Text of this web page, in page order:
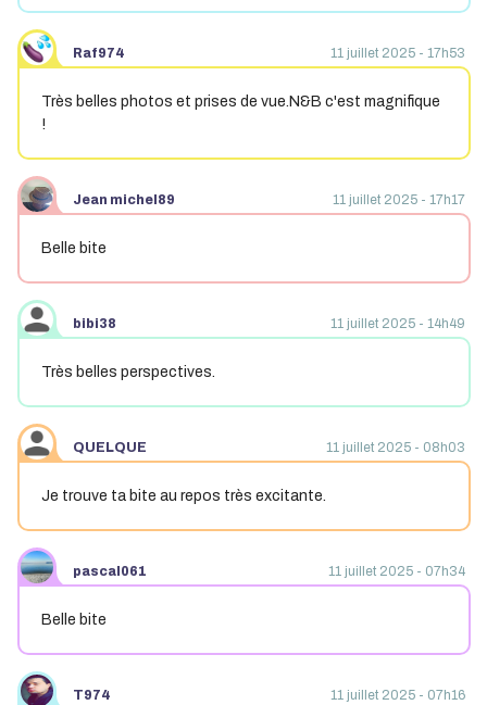
Raf974 11 juillet 2025 - 17h53
Très belles photos et prises de vue.N&B c'est magnifique
!
Jean michel89 11 juillet 2025 - 17h17
Belle bite
bibi38 11 juillet 2025 - 14h49
Très belles perspectives.
QUELQUE 11 juillet 2025 - 08h03
Je trouve ta bite au repos très excitante.
pascal061 11 juillet 2025 - 07h34
Belle bite
T974 11 juillet 2025 - 07h16